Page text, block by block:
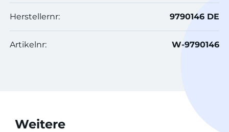
Herstellernr: 9790146 DE
Artikelnr: W-9790146
Weitere